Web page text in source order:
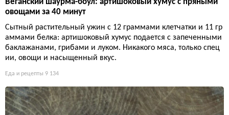
овощами за 40 минут
Сытный растительный ужин с 12 граммами клетчатки и 11 гр
аммами белка: артишоковый хумус подается с запеченными
баклажанами, грибами и луком. Никакого мяса, только спец
ии, овощи и насыщенный вкус.
Еда и рецепты 9 134